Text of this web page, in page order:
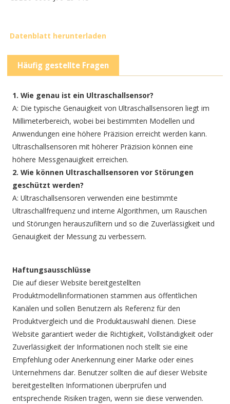
Datenblatt herunterladen
Häufig gestellte Fragen
1. Wie genau ist ein Ultraschallsensor?
A: Die typische Genauigkeit von Ultraschallsensoren liegt im
Millimeterbereich, wobei bei bestimmten Modellen und
Anwendungen eine höhere Präzision erreicht werden kann.
Ultraschallsensoren mit höherer Präzision können eine
höhere Messgenauigkeit erreichen.
2. Wie können Ultraschallsensoren vor Störungen
geschützt werden?
A: Ultraschallsensoren verwenden eine bestimmte
Ultraschallfrequenz und interne Algorithmen, um Rauschen
und Störungen herauszufiltern und so die Zuverlässigkeit und
Genauigkeit der Messung zu verbessern.
Haftungsausschlüsse
Die auf dieser Website bereitgestellten
Produktmodellinformationen stammen aus öffentlichen
Kanälen und sollen Benutzern als Referenz für den
Produktvergleich und die Produktauswahl dienen. Diese
Website garantiert weder die Richtigkeit, Vollständigkeit oder
Zuverlässigkeit der Informationen noch stellt sie eine
Empfehlung oder Anerkennung einer Marke oder eines
Unternehmens dar. Benutzer sollten die auf dieser Website
bereitgestellten Informationen überprüfen und
entsprechende Risiken tragen, wenn sie diese verwenden.